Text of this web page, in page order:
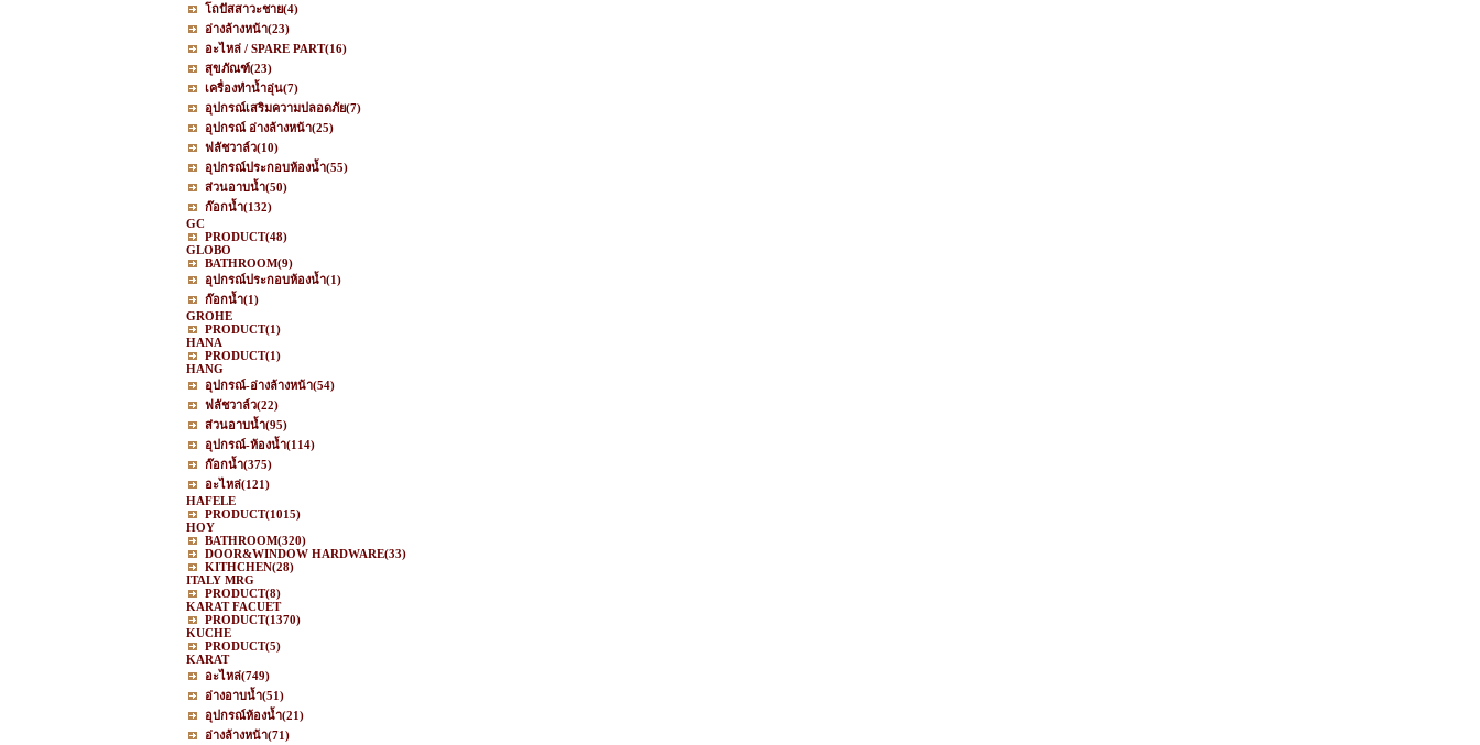
โถปัสสาวะชาย(4)
อ่างล้างหน้า(23)
อะไหล่ / SPARE PART(16)
สุขภัณฑ์(23)
เครื่องทำน้ำอุ่น(7)
อุปกรณ์เสริมความปลอดภัย(7)
อุปกรณ์ อ่างล้างหน้า(25)
ฟลัชวาล์ว(10)
อุปกรณ์ประกอบห้องน้ำ(55)
ส่วนอาบน้ำ(50)
ก๊อกน้ำ(132)
GC
PRODUCT(48)
GLOBO
BATHROOM(9)
อุปกรณ์ประกอบห้องน้ำ(1)
ก๊อกน้ำ(1)
GROHE
PRODUCT(1)
HANA
PRODUCT(1)
HANG
อุปกรณ์-อ่างล้างหน้า(54)
ฟลัชวาล์ว(22)
ส่วนอาบน้ำ(95)
อุปกรณ์-ห้องน้ำ(114)
ก๊อกน้ำ(375)
อะไหล่(121)
HAFELE
PRODUCT(1015)
HOY
BATHROOM(320)
DOOR&WINDOW HARDWARE(33)
KITHCHEN(28)
ITALY MRG
PRODUCT(8)
KARAT FACUET
PRODUCT(1370)
KUCHE
PRODUCT(5)
KARAT
อะไหล่(749)
อ่างอาบน้ำ(51)
อุปกรณ์ห้องน้ำ(21)
อ่างล้างหน้า(71)